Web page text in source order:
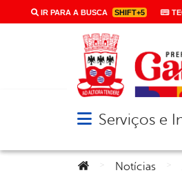
IR PARA A BUSCA SHIFT+5
Abrir menu
Serviços e
Você está aqui:
Notícias